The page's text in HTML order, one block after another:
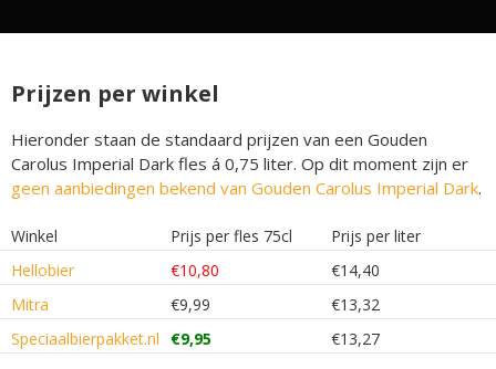
Prijzen per winkel
Hieronder staan de standaard prijzen van een Gouden
Carolus Imperial Dark fles á 0,75 liter. Op dit moment zijn er
geen aanbiedingen bekend van Gouden Carolus Imperial Dark.
Winkel Prijs per fles 75cl
Prijs per liter
Hellobier
€10,80
€14,40
Mitra
€9,99
€13,32
Speciaalbierpakket.nl
€9,95 €13,27